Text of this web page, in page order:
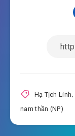
Hạ Tịch Linh,
nam thần (NP)